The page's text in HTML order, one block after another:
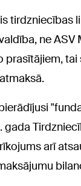
tirdzniecības
ne
prasītājiem,
arī